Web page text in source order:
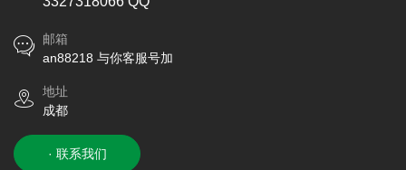
邮箱
an88218 与你客服号加
地址
成都
· 联系我们